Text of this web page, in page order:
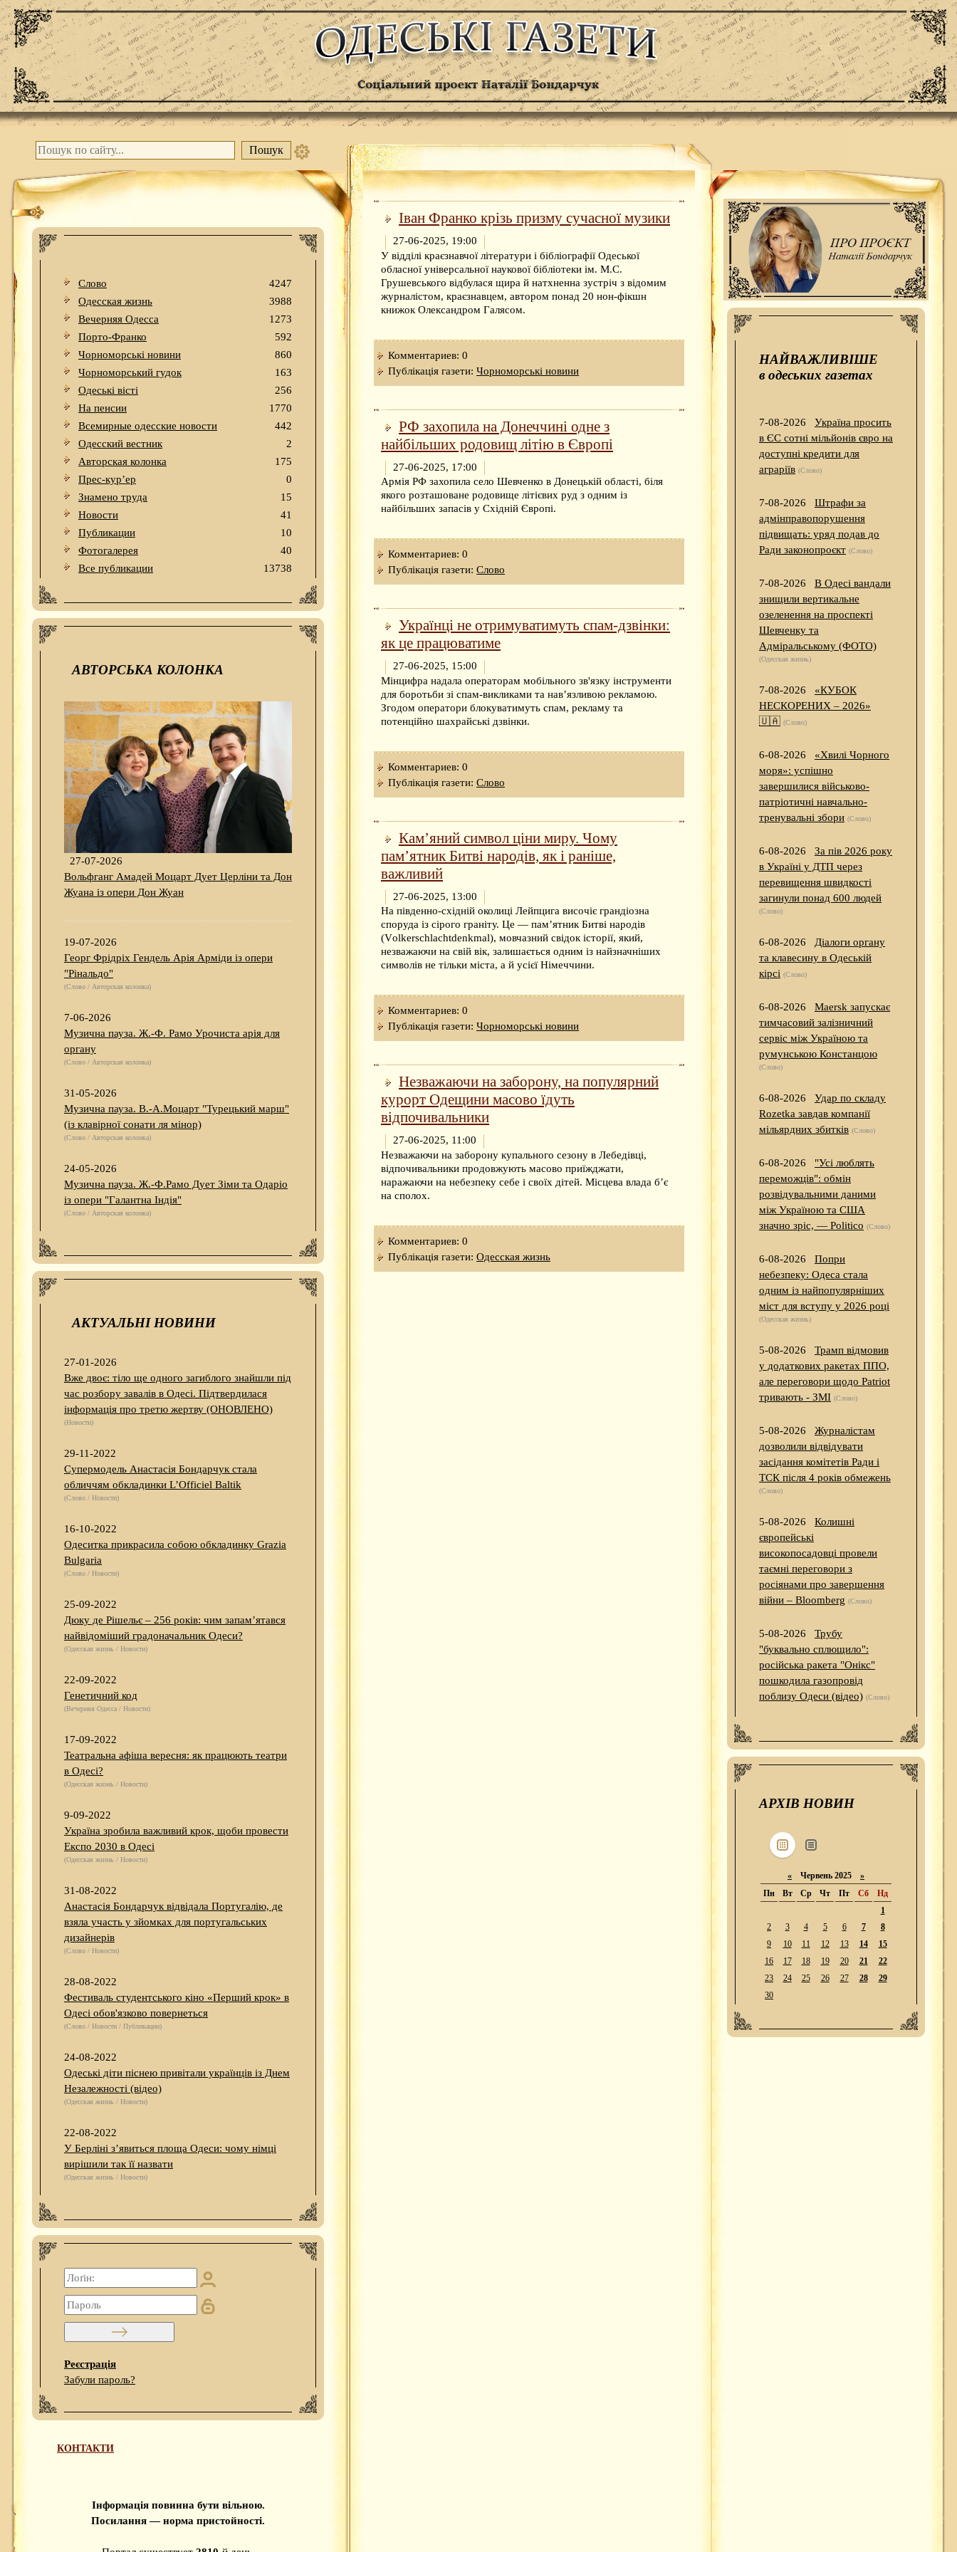
Слово
4247
Одесская жизнь
3988
Вечерняя Одесса
1273
Порто-Франко
592
Чорноморські новини
860
Чорноморський гудок
163
Одеськi вiстi
256
На пенсии
1770
Всемирные одесские новости
442
Одесский вестник
2
Авторская колонка
175
Прес-кур’ер
0
Знамено труда
15
Новости
41
Публикации
10
Фотогалерея
40
Все публикации
13738
АВТОРСЬКА КОЛОНКА
27-07-2026
Вольфганг Амадей Моцарт Дует Церліни та Дон
Жуана із опери Дон Жуан
19-07-2026
Георг Фрідріх Гендель Арія Арміди із опери
"Рінальдо"
(Слово / Авторская колонка)
7-06-2026
Музична пауза. Ж.-Ф. Рамо Урочиста арія для
органу
(Слово / Авторская колонка)
31-05-2026
Музична пауза. В.-А.Моцарт "Турецький марш"
(із клавірної сонати ля мінор)
(Слово / Авторская колонка)
24-05-2026
Музична пауза. Ж.-Ф.Рамо Дует Зіми та Одаріо
із опери "Галантна Індія"
(Слово / Авторская колонка)
АКТУАЛЬНІ НОВИНИ
27-01-2026
Вже двоє: тіло ще одного загиблого знайшли під
час розбору завалів в Одесі. Підтвердилася
інформація про третю жертву (ОНОВЛЕНО)
(Новости)
29-11-2022
Супермодель Анастасія Бондарчук стала
обличчям обкладинки L’Officiel Baltik
(Слово / Новости)
16-10-2022
Одеситка прикрасила собою обкладинку Grazia
Bulgaria
(Слово / Новости)
25-09-2022
Дюку де Рішельє – 256 років: чим запам’ятався
найвідоміший градоначальник Одеси?
(Одесская жизнь / Новости)
22-09-2022
Генетичний код
(Вечерняя Одесса / Новости)
17-09-2022
Театральна афіша вересня: як працюють театри
в Одесі?
(Одесская жизнь / Новости)
9-09-2022
Україна зробила важливий крок, щоби провести
Експо 2030 в Одесі
(Одесская жизнь / Новости)
31-08-2022
Анастасія Бондарчук відвідала Португалію, де
взяла участь у зйомках для португальських
дизайнерів
(Слово / Новости)
28-08-2022
Фестиваль студентського кіно «Перший крок» в
Одесі обов'язково повернеться
(Слово / Новости / Публикации)
24-08-2022
Одеські діти піснею привітали українців із Днем
Незалежності (відео)
(Одесская жизнь / Новости)
22-08-2022
У Берліні з’явиться площа Одеси: чому німці
вирішили так її назвати
(Одесская жизнь / Новости)
Реєстрація
Забули пароль?
КОНТАКТИ
Інформація повинна бути вільною.
Посилання — норма пристойності.
Іван Франко крізь призму сучасної музики
27-06-2025, 19:00
У відділі краєзнавчої літератури і бібліографії Одеської
обласної універсальної наукової бібліотеки ім. М.С.
Грушевського відбулася щира й натхненна зустріч з відомим
журналістом, краєзнавцем, автором понад 20 нон-фікшн
книжок Олександром Галясом.
Комментариев: 0
Публікація газети: Чорноморські новини
РФ захопила на Донеччині одне з
найбільших родовищ літію в Європі
27-06-2025, 17:00
Армія РФ захопила село Шевченко в Донецькій області, біля
якого розташоване родовище літієвих руд з одним із
найбільших запасів у Східній Європі.
Комментариев: 0
Публікація газети: Слово
Українці не отримуватимуть спам-дзвінки:
як це працюватиме
27-06-2025, 15:00
Мінцифра надала операторам мобільного зв'язку інструменти
для боротьби зі спам-викликами та навʼязливою рекламою.
Згодом оператори блокуватимуть спам, рекламу та
потенційно шахрайські дзвінки.
Комментариев: 0
Публікація газети: Слово
Кам’яний символ ціни миру. Чому
пам’ятник Битві народів, як і раніше,
важливий
27-06-2025, 13:00
На південно-східній околиці Лейпцига височіє грандіозна
споруда із сірого граніту. Це — пам’ятник Битві народів
(Vоlkerschlachtdenkmal), мовчазний свідок історії, який,
незважаючи на свій вік, залишається одним із найзначніших
символів не тільки міста, а й усієї Німеччини.
Комментариев: 0
Публікація газети: Чорноморські новини
Незважаючи на заборону, на популярний
курорт Одещини масово їдуть
відпочивальники
27-06-2025, 11:00
Незважаючи на заборону купального сезону в Лебедівці,
відпочивальники продовжують масово приїжджати,
наражаючи на небезпеку себе і своїх дітей. Місцева влада б’є
на сполох.
Комментариев: 0
Публікація газети: Одесская жизнь
НАЙВАЖЛИВІШЕ
в одеських газетах
7-08-2026
Україна просить
в ЄС сотні мільйонів євро на
доступні кредити для
аграріїв (Слово)
7-08-2026
Штрафи за
адмінправопорушення
підвищать: уряд подав до
Ради законопроєкт (Слово)
7-08-2026
В Одесі вандали
знищили вертикальне
озеленення на проспекті
Шевченку та
Адміральському (ФОТО)
(Одесская жизнь)
7-08-2026
«КУБОК
НЕСКОРЕНИХ – 2026»
🇺🇦 (Слово)
6-08-2026
«Хвилі Чорного
моря»: успішно
завершилися військово-
патріотичні навчально-
тренувальні збори (Слово)
6-08-2026
За пів 2026 року
в Україні у ДТП через
перевищення швидкості
загинули понад 600 людей
(Слово)
6-08-2026
Діалоги органу
та клавесину в Одеській
кірсі (Слово)
6-08-2026
Maersk запускає
тимчасовий залізничний
сервіс між Україною та
румунською Констанцою
(Слово)
6-08-2026
Удар по складу
Rozetka завдав компанії
мільярдних збитків (Слово)
6-08-2026
"Усі люблять
переможців": обмін
розвідувальними даними
між Україною та США
значно зріс, — Politico (Слово)
6-08-2026
Попри
небезпеку: Одеса стала
одним із найпопулярніших
міст для вступу у 2026 році
(Одесская жизнь)
5-08-2026
Трамп відмовив
у додаткових ракетах ППО,
але переговори щодо Patriot
тривають - ЗМІ (Слово)
5-08-2026
Журналістам
дозволили відвідувати
засідання комітетів Ради і
ТСК після 4 років обмежень
(Слово)
5-08-2026
Колишні
європейські
високопосадовці провели
таємні переговори з
росіянами про завершення
війни – Bloomberg (Слово)
5-08-2026
Трубу
"буквально сплющило":
російська ракета "Онікс"
пошкодила газопровід
поблизу Одеси (відео) (Слово)
АРХІВ НОВИН
« Червень 2025 »
Пн
Вт Ср Чт Пт Сб
Нд
1
2
3 4 5 6 7
8
9
10 11 12 13 14
15
16
17 18 19 20 21
22
23
24 25 26 27 28
29
30